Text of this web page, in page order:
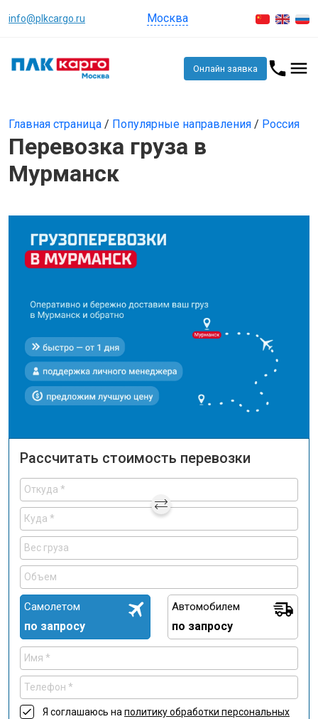
info@plkcargo.ru Москва
Онлайн заявка
Главная страница / Популярные направления / Россия
Перевозка груза в
Мурманск
Рассчитать стоимость перевозки
Самолетом
по запросу
Автомобилем
по запросу
Я соглашаюсь наполитику обработки персональных